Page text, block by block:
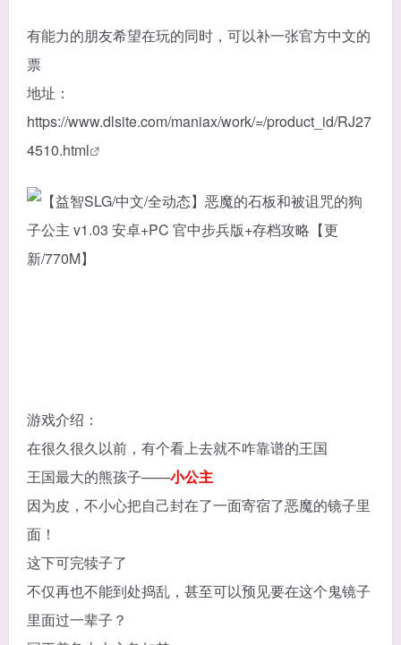
有能力的朋友希望在玩的同时，可以补一张官方中文的
票
地址：
https://www.dlsite.com/maniax/work/=/product_id/RJ27
4510.html
游戏介绍：
在很久很久以前，有个看上去就不咋靠谱的王国
王国最大的熊孩子——小公主
因为皮，不小心把自己封在了一面寄宿了恶魔的镜子里
面！
这下可完犊子了
不仅再也不能到处捣乱，甚至可以预见要在这个鬼镜子
里面过一辈子？